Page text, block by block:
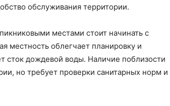
обслуживания территории.
местами стоит начинать с
местность облегчает планировку и
сток дождевой воды. Наличие поблизости
но требует проверки санитарных норм и